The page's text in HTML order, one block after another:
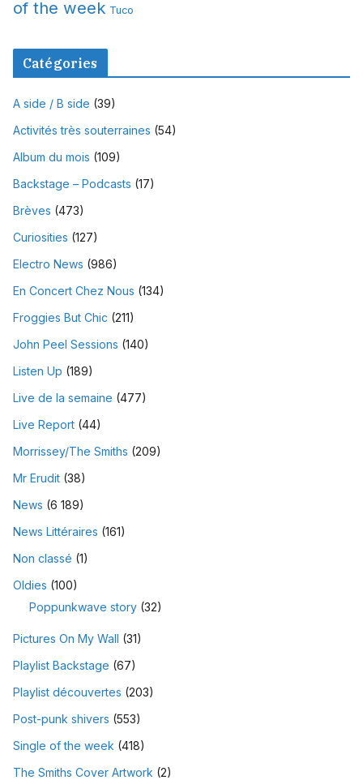
of the week Tuco
Catégories
A side / B side (39)
Activités très souterraines (54)
Album du mois (109)
Backstage – Podcasts (17)
Brèves (473)
Curiosities (127)
Electro News (986)
En Concert Chez Nous (134)
Froggies But Chic (211)
John Peel Sessions (140)
Listen Up (189)
Live de la semaine (477)
Live Report (44)
Morrissey/The Smiths (209)
Mr Erudit (38)
News (6 189)
News Littéraires (161)
Non classé (1)
Oldies (100)
Poppunkwave story (32)
Pictures On My Wall (31)
Playlist Backstage (67)
Playlist découvertes (203)
Post-punk shivers (553)
Single of the week (418)
The Smiths Cover Artwork (2)